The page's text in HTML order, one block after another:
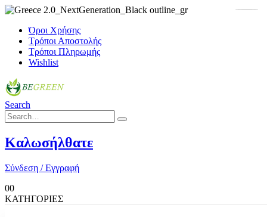
Όροι Χρήσης
Τρόποι Αποστολής
Τρόποι Πληρωμής
Wishlist
Search
Καλωσήλθατε
Σύνδεση / Εγγραφή
00
ΚΑΤΗΓΟΡΙΕΣ